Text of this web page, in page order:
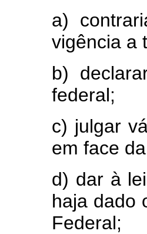
a)
vigência a
b)
federal;
c) julgar
em face
d) dar à
haja dado
Federal;